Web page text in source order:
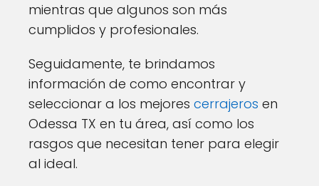
mientras que algunos son más
cumplidos y profesionales.
Seguidamente, te brindamos
información de como encontrar y
seleccionar a los mejores cerrajeros en
Odessa TX en tu área, así como los
rasgos que necesitan tener para elegir
al ideal.